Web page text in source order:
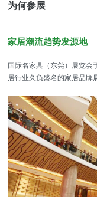
为何参展
家居潮流趋势发源地
国际名家具（东莞）展览
居行业久负盛名的家居品牌